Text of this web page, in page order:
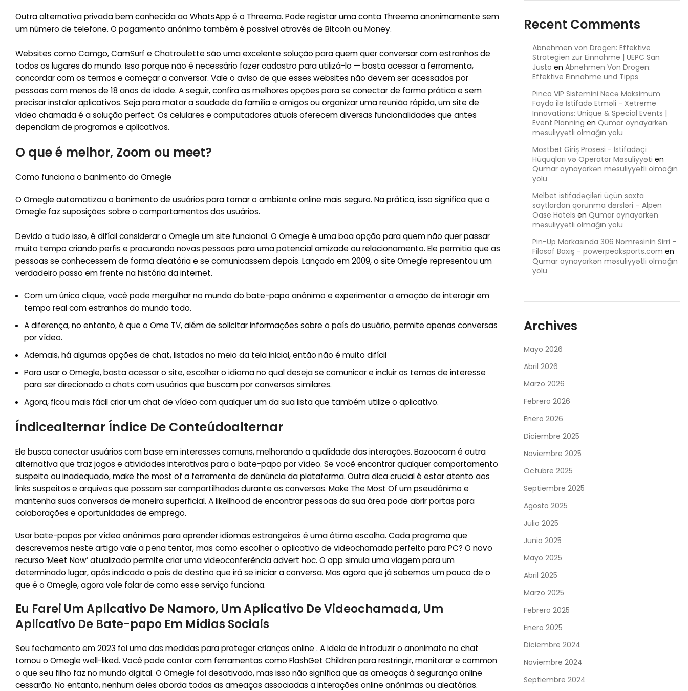
Outra alternativa privada bem conhecida ao WhatsApp é o Threema. Pode registar uma conta Threema anonimamente sem
um número de telefone. O pagamento anónimo também é possível através de Bitcoin ou Money.
Websites como Camgo, CamSurf e Chatroulette são uma excelente solução para quem quer conversar com estranhos de
todos os lugares do mundo. Isso porque não é necessário fazer cadastro para utilizá-lo — basta acessar a ferramenta,
concordar com os termos e começar a conversar. Vale o aviso de que esses websites não devem ser acessados por
pessoas com menos de 18 anos de idade. A seguir, confira as melhores opções para se conectar de forma prática e sem
precisar instalar aplicativos. Seja para matar a saudade da família e amigos ou organizar uma reunião rápida, um site de
video chamada é a solução perfect. Os celulares e computadores atuais oferecem diversas funcionalidades que antes
dependiam de programas e aplicativos.
O que é melhor, Zoom ou meet?
Como funciona o banimento do Omegle
O Omegle automatizou o banimento de usuários para tornar o ambiente online mais seguro. Na prática, isso significa que o
Omegle faz suposições sobre o comportamentos dos usuários.
Devido a tudo isso, é difícil considerar o Omegle um site funcional. O Omegle é uma boa opção para quem não quer passar
muito tempo criando perfis e procurando novas pessoas para uma potencial amizade ou relacionamento. Ele permitia que as
pessoas se conhecessem de forma aleatória e se comunicassem depois. Lançado em 2009, o site Omegle representou um
verdadeiro passo em frente na história da internet.
Com um único clique, você pode mergulhar no mundo do bate-papo anônimo e experimentar a emoção de interagir em
tempo real com estranhos do mundo todo.
A diferença, no entanto, é que o Ome TV, além de solicitar informações sobre o país do usuário, permite apenas conversas
por vídeo.
Ademais, há algumas opções de chat, listados no meio da tela inicial, então não é muito difícil
Para usar o Omegle, basta acessar o site, escolher o idioma no qual deseja se comunicar e incluir os temas de interesse
para ser direcionado a chats com usuários que buscam por conversas similares.
Agora, ficou mais fácil criar um chat de vídeo com qualquer um da sua lista que também utilize o aplicativo.
Índicealternar Índice De Conteúdoalternar
Ele busca conectar usuários com base em interesses comuns, melhorando a qualidade das interações. Bazoocam é outra
alternativa que traz jogos e atividades interativas para o bate-papo por vídeo. Se você encontrar qualquer comportamento
suspeito ou inadequado, make the most of a ferramenta de denúncia da plataforma. Outra dica crucial é estar atento aos
links suspeitos e arquivos que possam ser compartilhados durante as conversas. Make The Most Of um pseudônimo e
mantenha suas conversas de maneira superficial. A likelihood de encontrar pessoas da sua área pode abrir portas para
colaborações e oportunidades de emprego.
Usar bate-papos por vídeo anônimos para aprender idiomas estrangeiros é uma ótima escolha. Cada programa que
descrevemos neste artigo vale a pena tentar, mas como escolher o aplicativo de videochamada perfeito para PC? O novo
recurso ‘Meet Now’ atualizado permite criar uma videoconferência advert hoc. O app simula uma viagem para um
determinado lugar, após indicado o país de destino que irá se iniciar a conversa. Mas agora que já sabemos um pouco de o
que é o Omegle, agora vale falar de como esse serviço funciona.
Eu Farei Um Aplicativo De Namoro, Um Aplicativo De Videochamada, Um
Aplicativo De Bate-papo Em Mídias Sociais
Seu fechamento em 2023 foi uma das medidas para proteger crianças online . A ideia de introduzir o anonimato no chat
tornou o Omegle well-liked. Você pode contar com ferramentas como FlashGet Children para restringir, monitorar e common
o que seu filho faz no mundo digital. O Omegle foi desativado, mas isso não significa que as ameaças à segurança online
cessarão. No entanto, nenhum deles aborda todas as ameaças associadas a interações online anônimas ou aleatórias.
Recent Comments
Abnehmen von Drogen: Effektive
Strategien zur Einnahme | UEPC San
Justo en Abnehmen Von Drogen:
Effektive Einnahme und Tipps
Pinco VIP Sistemini Necə Maksimum
Fayda ilə İstifadə Etməli - Xetreme
Innovations: Unique & Special Events |
Event Planning en Qumar oynayarkən
məsuliyyətli olmağın yolu
Mostbet Giriş Prosesi - İstifadəçi
Hüquqları və Operator Məsuliyyəti en
Qumar oynayarkən məsuliyyətli olmağın
yolu
Melbet istifadəçiləri üçün saxta
saytlardan qorunma dərsləri – Alpen
Oase Hotels en Qumar oynayarkən
məsuliyyətli olmağın yolu
Pin-Up Markasında 306 Nömrəsinin Sirri –
Filosof Baxış – powerpeaksports.com en
Qumar oynayarkən məsuliyyətli olmağın
yolu
Archives
Mayo 2026
Abril 2026
Marzo 2026
Febrero 2026
Enero 2026
Diciembre 2025
Noviembre 2025
Octubre 2025
Septiembre 2025
Agosto 2025
Julio 2025
Junio 2025
Mayo 2025
Abril 2025
Marzo 2025
Febrero 2025
Enero 2025
Diciembre 2024
Noviembre 2024
Septiembre 2024